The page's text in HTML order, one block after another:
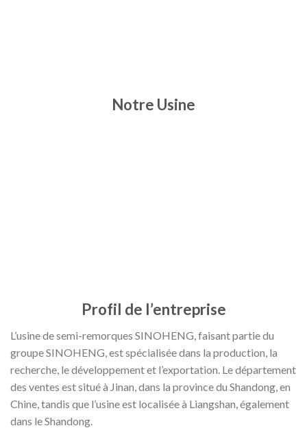
Notre Usine
Profil de l’entreprise
L’usine de semi-remorques SINOHENG, faisant partie du
groupe SINOHENG, est spécialisée dans la production, la
recherche, le développement et l’exportation. Le département
des ventes est situé à Jinan, dans la province du Shandong, en
Chine, tandis que l’usine est localisée à Liangshan, également
dans le Shandong.